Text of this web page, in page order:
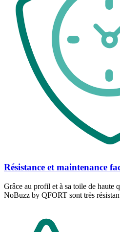
Résistance et maintenance
Grâce au profil et à sa toile de haute
NoBuzz by QFORT sont très